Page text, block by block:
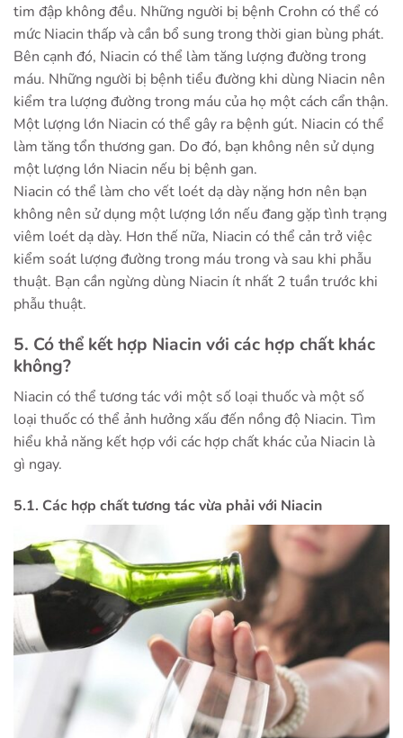
tim đập không đều. Những người bị bệnh Crohn có thể có
mức Niacin thấp và cần bổ sung trong thời gian bùng phát.
Bên cạnh đó, Niacin có thể làm tăng lượng đường trong
máu. Những người bị bệnh tiểu đường khi dùng Niacin nên
kiểm tra lượng đường trong máu của họ một cách cẩn thận.
Một lượng lớn Niacin có thể gây ra bệnh gút. Niacin có thể
làm tăng tổn thương gan. Do đó, bạn không nên sử dụng
một lượng lớn Niacin nếu bị bệnh gan.
Niacin có thể làm cho vết loét dạ dày nặng hơn nên bạn
không nên sử dụng một lượng lớn nếu đang gặp tình trạng
viêm loét dạ dày. Hơn thế nữa, Niacin có thể cản trở việc
kiểm soát lượng đường trong máu trong và sau khi phẫu
thuật. Bạn cần ngừng dùng Niacin ít nhất 2 tuần trước khi
phẫu thuật.
5. Có thể kết hợp Niacin với các hợp chất khác
không?
Niacin có thể tương tác với một số loại thuốc và một số
loại thuốc có thể ảnh hưởng xấu đến nồng độ Niacin. Tìm
hiểu khả năng kết hợp với các hợp chất khác của Niacin là
gì ngay.
5.1. Các hợp chất tương tác vừa phải với Niacin